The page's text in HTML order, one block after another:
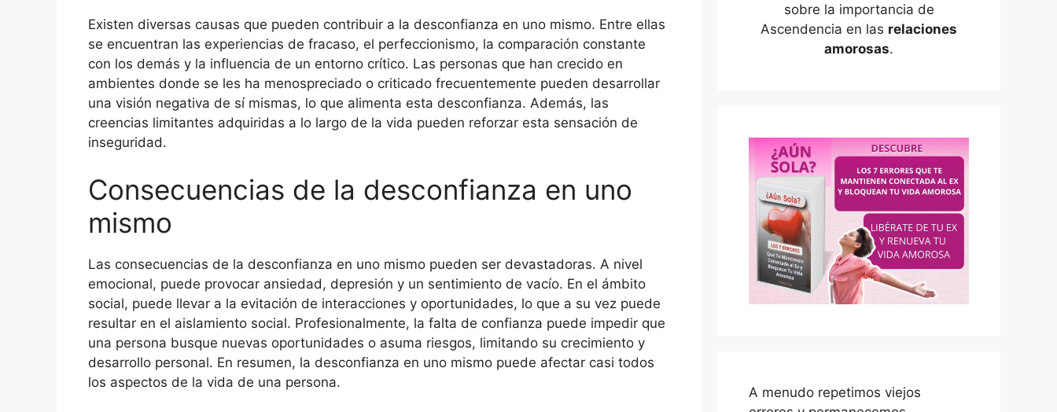
Existen diversas causas que pueden contribuir a la desconfianza en uno mismo. Entre ellas
se encuentran las experiencias de fracaso, el perfeccionismo, la comparación constante
con los demás y la influencia de un entorno crítico. Las personas que han crecido en
ambientes donde se les ha menospreciado o criticado frecuentemente pueden desarrollar
una visión negativa de sí mismas, lo que alimenta esta desconfianza. Además, las
creencias limitantes adquiridas a lo largo de la vida pueden reforzar esta sensación de
inseguridad.
Consecuencias de la desconfianza en uno
mismo
Las consecuencias de la desconfianza en uno mismo pueden ser devastadoras. A nivel
emocional, puede provocar ansiedad, depresión y un sentimiento de vacío. En el ámbito
social, puede llevar a la evitación de interacciones y oportunidades, lo que a su vez puede
resultar en el aislamiento social. Profesionalmente, la falta de confianza puede impedir que
una persona busque nuevas oportunidades o asuma riesgos, limitando su crecimiento y
desarrollo personal. En resumen, la desconfianza en uno mismo puede afectar casi todos
los aspectos de la vida de una persona.
sobre la importancia de
Ascendencia en las relaciones
amorosas.
A menudo repetimos viejos